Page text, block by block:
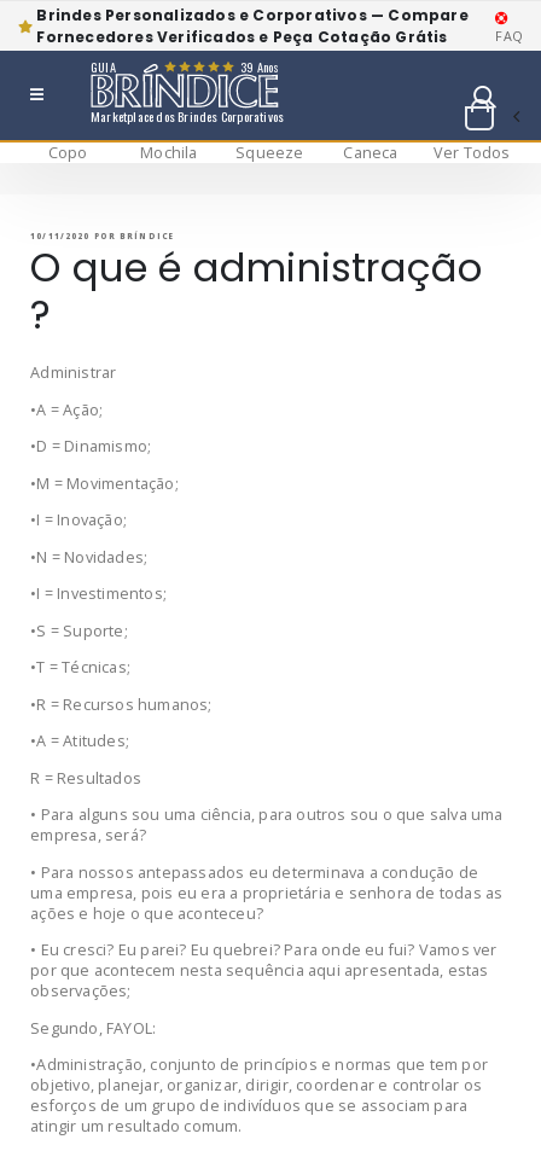
Brindes Personalizados e Corporativos — Compare
Fornecedores Verificados e Peça Cotação Grátis
FAQ
Marketplace dos Brindes Corporativos
GUIA 39 Anos
Copo Mochila Squeeze Caneca
Ver Todos
conteúdo
PUBLICADO
10/11/2020 PORBRÍNDICE
O que é administração
?
Administrar
•A = Ação;
•D = Dinamismo;
•M = Movimentação;
•I = Inovação;
•N = Novidades;
•I = Investimentos;
•S = Suporte;
•T = Técnicas;
•R = Recursos humanos;
•A = Atitudes;
R = Resultados
• Para alguns sou uma ciência, para outros sou o que salva uma
empresa, será?
• Para nossos antepassados eu determinava a condução de
uma empresa, pois eu era a proprietária e senhora de todas as
ações e hoje o que aconteceu?
• Eu cresci? Eu parei? Eu quebrei? Para onde eu fui? Vamos ver
por que acontecem nesta sequência aqui apresentada, estas
observações;
Segundo, FAYOL:
•Administração, conjunto de princípios e normas que tem por
objetivo, planejar, organizar, dirigir, coordenar e controlar os
esforços de um grupo de indivíduos que se associam para
atingir um resultado comum.